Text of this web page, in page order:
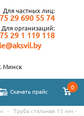
Для частных лиц:
29 690 55 74
Для организаций:
29 1 119 118
Скачать прайс
0
Минск
-
Труба стальная 15 мм -